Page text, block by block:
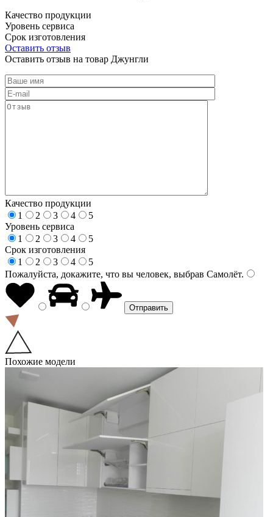
Качество продукции
Уровень сервиса
Срок изготовления
Оставить отзыв
Оставить отзыв на товар Джунгли
Качество продукции
1
2 3 4
5
Уровень сервиса
1
2 3 4
5
Срок изготовления
1
2 3 4
5
Пожалуйста, докажите, что вы человек, выбрав Самолёт.
Похожие модели